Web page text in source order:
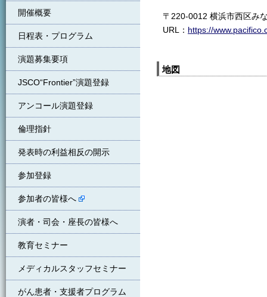
〒220-0012 横浜市西区み
URL： https://
地図
開催概要
日程表・プログラム
演題募集要項
JSCO“Frontier”演題登録
アンコール演題登録
倫理指針
発表時の利益相反の開示
参加登録
参加者の皆様へ
演者・司会・座長の皆様へ
教育セミナー
メディカルスタッフセミナー
がん患者・支援者プログラム